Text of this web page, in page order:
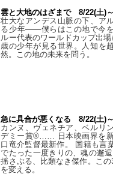
雲と大地のはざまで 8/22(土)～
壮大なアンデス山脈の下、ア
る少年――僕らはこの地で今
ルー代表のワールドカップ出
歳の少年が見る世界。人知を
然。この地の未来を問う。
急に具合が悪くなる 8/22(土)～
カンヌ、ヴェネチア、ベルリ
デミー賞®…… 日本映画界を
口竜介監督最新作。 国籍も言
でたった一度きりの、魂の邂
揺さぶる、比類なき傑作。こ
を変える。